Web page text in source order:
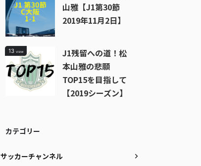
山雅【J1第30節
2019年11月2日】
13 view
J1残留への道！松
本山雅の悲願
TOP15を目指して
【2019シーズン】
カテゴリー
サッカーチャンネル